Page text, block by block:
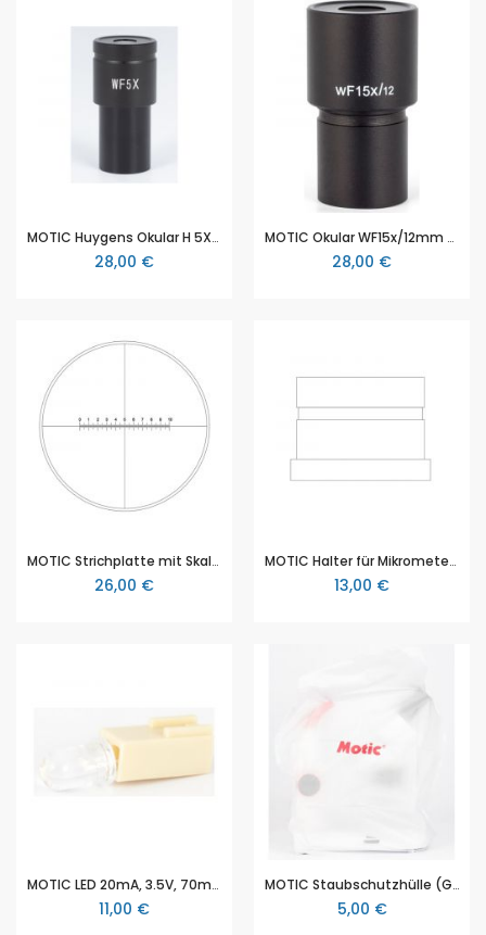
MOTIC Huygens Okular H 5X/14.5mm
28,00 €
MOTIC Okular WF15x/12mm (RedLine100)
28,00 €
MOTIC Strichplatte mit Skala (10mm in 100 Teilen) und Fadenkreuz (Ø19mm)
26,00 €
MOTIC Halter für Mikrometerstrichplatte Ø 18 mm
13,00 €
MOTIC LED 20mA, 3.5V, 70mW
11,00 €
MOTIC Staubschutzhülle (Größe B)
5,00 €